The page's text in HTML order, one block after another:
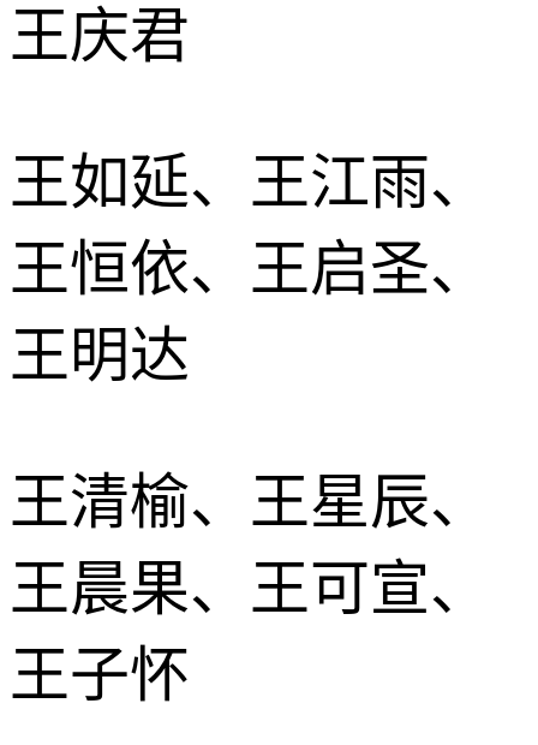
王庆君
王如延、王江雨、
王恒依、王启圣、
王明达
王清榆、王星辰、
王晨果、王可宣、
王子怀